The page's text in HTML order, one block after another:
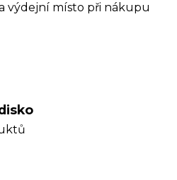
výdejní místo při nákupu